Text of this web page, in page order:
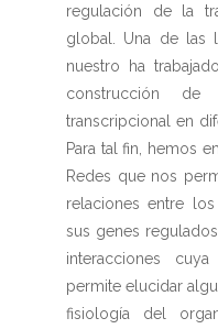
regulación de la
global. Una de las
nuestro ha
construcción de
transcripcional en
Para tal fin, hemos
Redes que nos
relaciones entre
sus genes
interacciones
permite elucidar
fisiología del